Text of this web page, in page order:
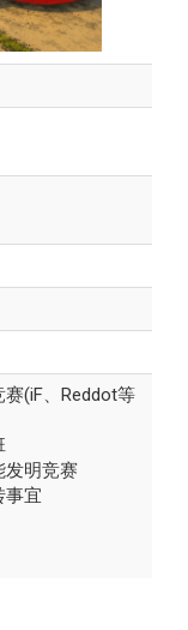
(iF、Reddot等
发明竞赛
事宜